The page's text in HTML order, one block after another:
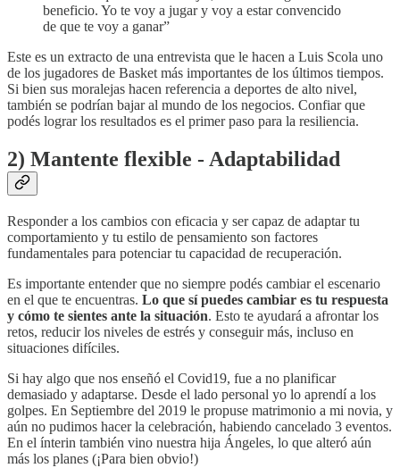
beneficio. Yo te voy a jugar y voy a estar convencido
de que te voy a ganar”
Este es un extracto de una entrevista que le hacen a Luis Scola uno
de los jugadores de Basket más importantes de los últimos tiempos.
Si bien sus moralejas hacen referencia a deportes de alto nivel,
también se podrían bajar al mundo de los negocios. Confiar que
podés lograr los resultados es el primer paso para la resiliencia.
2) Mantente flexible - Adaptabilidad
Responder a los cambios con eficacia y ser capaz de adaptar tu
comportamiento y tu estilo de pensamiento son factores
fundamentales para potenciar tu capacidad de recuperación.
Es importante entender que no siempre podés cambiar el escenario
en el que te encuentras. Lo que sí puedes cambiar es tu respuesta
y cómo te sientes ante la situación. Esto te ayudará a afrontar los
retos, reducir los niveles de estrés y conseguir más, incluso en
situaciones difíciles.
Si hay algo que nos enseñó el Covid19, fue a no planificar
demasiado y adaptarse. Desde el lado personal yo lo aprendí a los
golpes. En Septiembre del 2019 le propuse matrimonio a mi novia, y
aún no pudimos hacer la celebración, habiendo cancelado 3 eventos.
En el ínterin también vino nuestra hija Ángeles, lo que alteró aún
más los planes (¡Para bien obvio!)